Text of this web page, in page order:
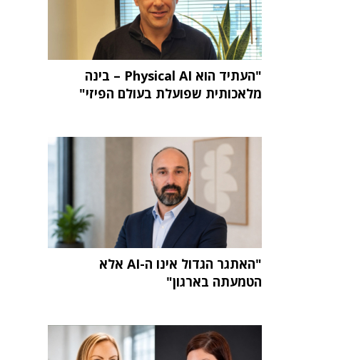
"העתיד הוא Physical AI – בינה
מלאכותית שפועלת בעולם הפיזי"
"האתגר הגדול אינו ה-AI אלא
הטמעתה בארגון"